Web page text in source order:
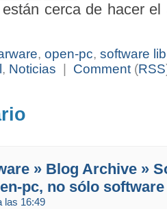
cerca de hacer
, open-pc, software
, Noticias Comment (RSS
» Blog Archive »
pc, no sólo
las 16:49